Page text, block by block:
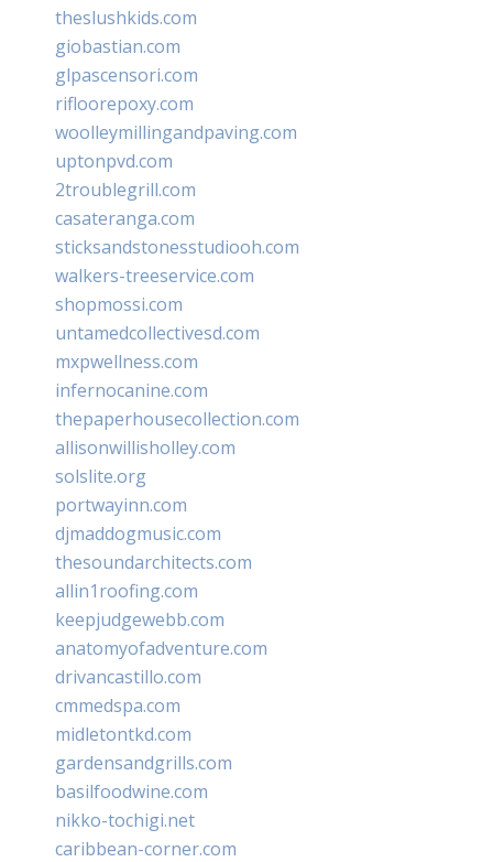
theslushkids.com
giobastian.com
glpascensori.com
rifloorepoxy.com
woolleymillingandpaving.com
uptonpvd.com
2troublegrill.com
casateranga.com
sticksandstonesstudiooh.com
walkers-treeservice.com
shopmossi.com
untamedcollectivesd.com
mxpwellness.com
infernocanine.com
thepaperhousecollection.com
allisonwillisholley.com
solslite.org
portwayinn.com
djmaddogmusic.com
thesoundarchitects.com
allin1roofing.com
keepjudgewebb.com
anatomyofadventure.com
drivancastillo.com
cmmedspa.com
midletontkd.com
gardensandgrills.com
basilfoodwine.com
nikko-tochigi.net
caribbean-corner.com